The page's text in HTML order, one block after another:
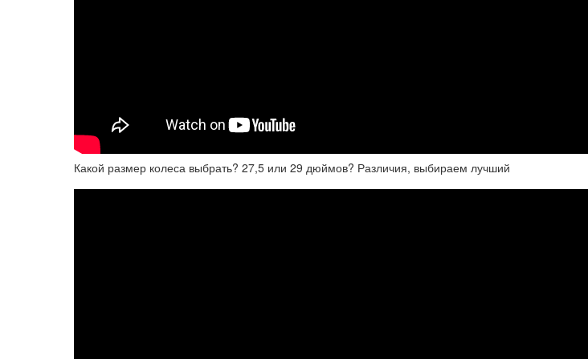
Какой размер колеса выбрать? 27,5 или 29 дюймов? Различия, выбираем лучший